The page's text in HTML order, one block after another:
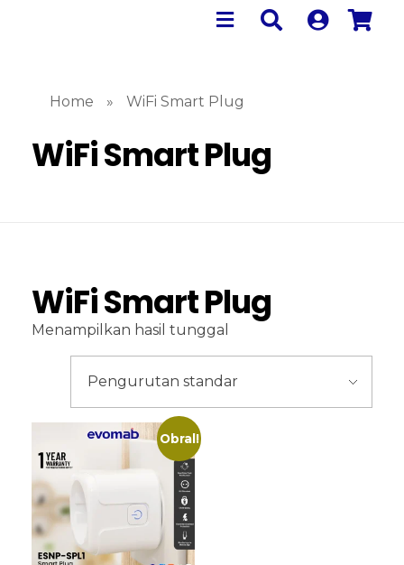
Home » WiFi Smart Plug
WiFi Smart Plug
WiFi Smart Plug
Menampilkan hasil tunggal
Obral!